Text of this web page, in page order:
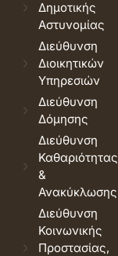
Δημοτικής
Αστυνομίας
Διεύθυνση
Διοικητικών
Υπηρεσιών
Διεύθυνση
Δόμησης
Διεύθυνση
Καθαριότητας
&
Ανακύκλωσης
Διεύθυνση
Κοινωνικής
Προστασίας,